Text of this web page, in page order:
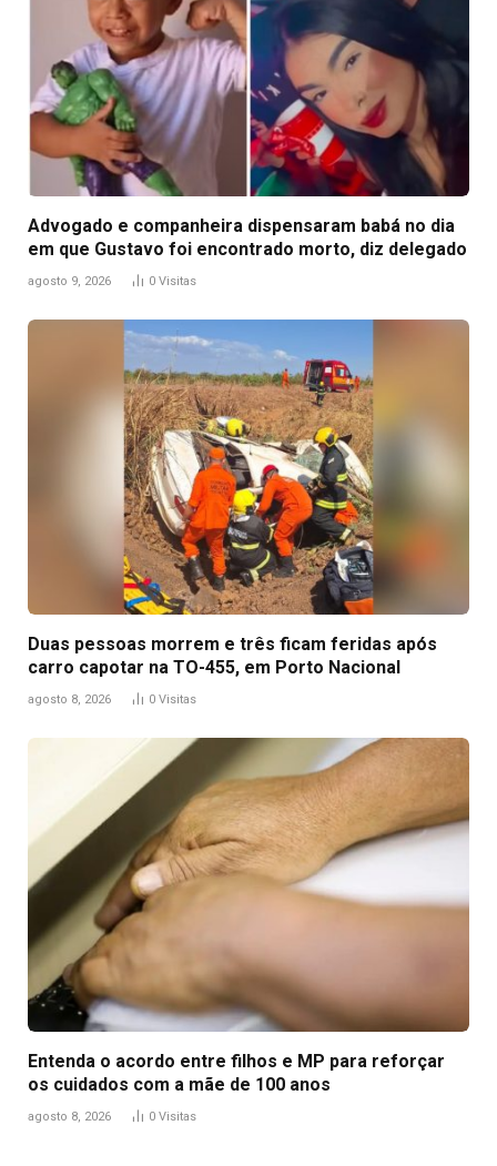
Advogado e companheira dispensaram babá no dia
em que Gustavo foi encontrado morto, diz delegado
agosto 9, 2026 0 Visitas
Duas pessoas morrem e três ficam feridas após
carro capotar na TO-455, em Porto Nacional
agosto 8, 2026 0 Visitas
Entenda o acordo entre filhos e MP para reforçar
os cuidados com a mãe de 100 anos
agosto 8, 2026 0 Visitas